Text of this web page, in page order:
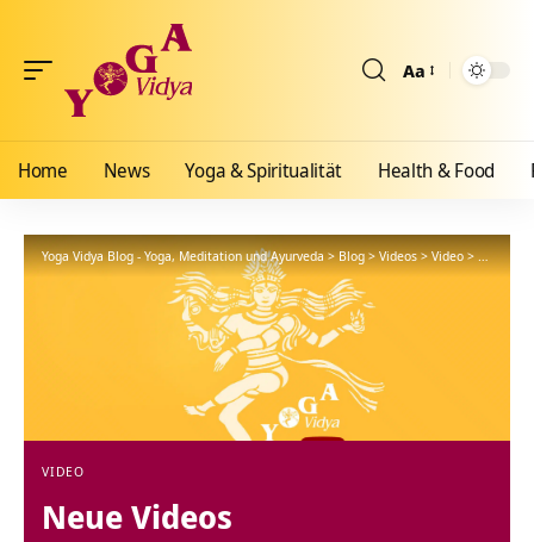
Aa
Home News Yoga & Spiritualität Health & Food
Yoga Vidya Blog - Yoga, Meditation und Ayurveda>Blog>Videos>Video>Neue
VIDEO
Neue Videos